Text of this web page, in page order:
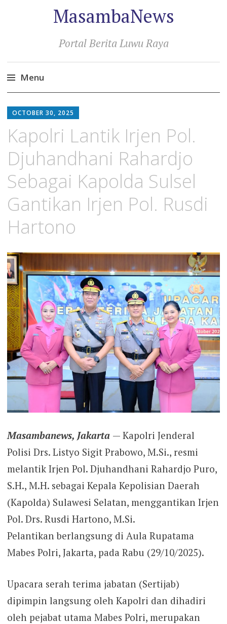
MasambaNews
Portal Berita Luwu Raya
Menu
to
OCTOBER 30, 2025
Kapolri Lantik Irjen Pol.
Djuhandhani Rahardjo
Sebagai Kapolda Sulsel
Gantikan Irjen Pol. Rusdi
Hartono
Masambanews, Jakarta — Kapolri Jenderal
Polisi Drs. Listyo Sigit Prabowo, M.Si., resmi
melantik Irjen Pol. Djuhandhani Rahardjo Puro,
S.H., M.H. sebagai Kepala Kepolisian Daerah
(Kapolda) Sulawesi Selatan, menggantikan Irjen
Pol. Drs. Rusdi Hartono, M.Si.
Pelantikan berlangsung di Aula Rupatama
Mabes Polri, Jakarta, pada Rabu (29/10/2025).
Upacara serah terima jabatan (Sertijab)
dipimpin langsung oleh Kapolri dan dihadiri
oleh pejabat utama Mabes Polri, merupakan